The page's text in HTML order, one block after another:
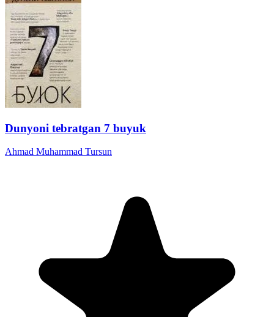
Dunyoni tebratgan 7 buyuk
Ahmad Muhammad Tursun